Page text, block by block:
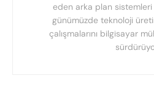
eden arka plan
günümüzde teknoloji
çalışmalarını bilgisayar